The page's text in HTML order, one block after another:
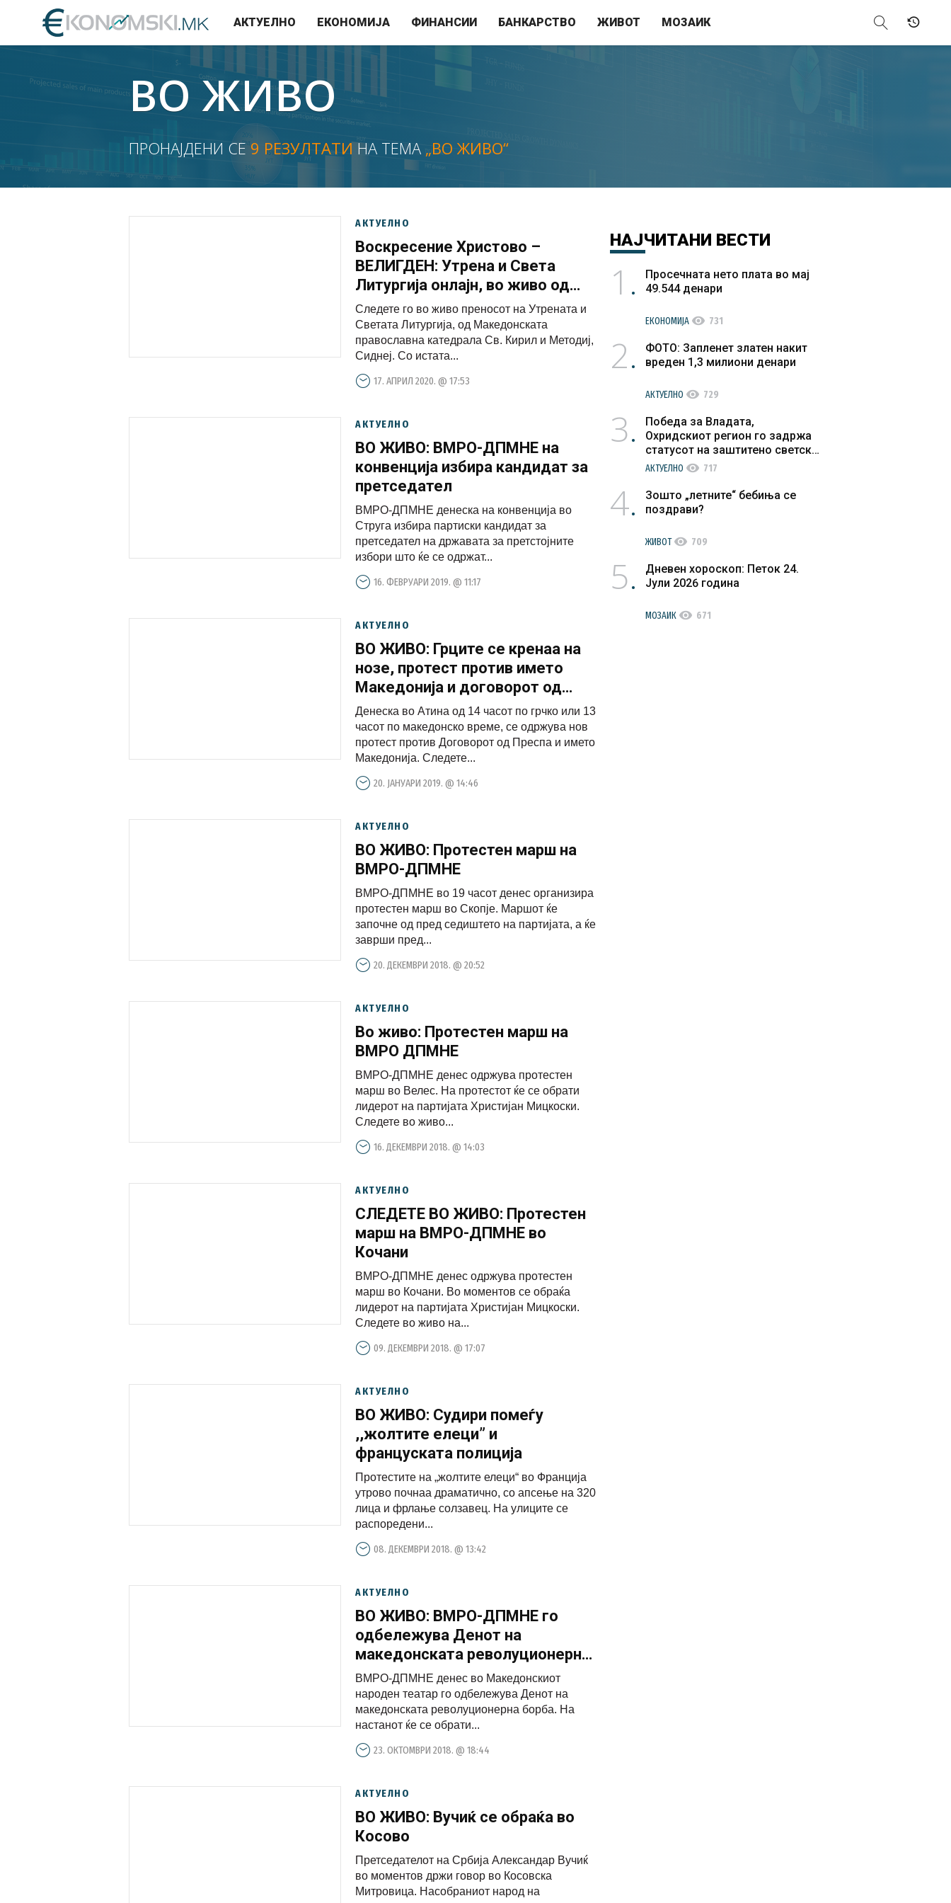
АКТУЕЛНО ЕКОНОМИЈА ФИНАНСИИ БАНКАРСТВО ЖИВОТ МОЗАИК
ВО ЖИВО
ПРОНАЈДЕНИ СЕ9 РЕЗУЛТАТИНА ТЕМА „ВО ЖИВО“
АКТУЕЛНО
Воскресение Христово –
ВЕЛИГДЕН: Утрена и Света
Литургија онлајн, во живо од
Австралија
Следете го во живо преносот на Утрената и
Светата Литургија, од Македонската
православна катедрала Св. Кирил и Методиј,
Сиднеј. Со истата...
17. АПРИЛ 2020. @ 17:53
АКТУЕЛНО
ВО ЖИВО: ВМРО-ДПМНЕ на
конвенција избира кандидат за
претседател
ВМРО-ДПМНЕ денеска на конвенција во
Струга избира партиски кандидат за
претседател на државата за претстојните
избори што ќе се одржат...
16. ФЕВРУАРИ 2019. @ 11:17
АКТУЕЛНО
ВО ЖИВО: Грците се кренаа на
нозе, протест против името
Македонија и договорот од
Преспа (ВИДЕО)
Денеска во Атина од 14 часот по грчко или 13
часот по македонско време, се одржува нов
протест против Договорот од Преспа и името
Македонија. Следете...
20. ЈАНУАРИ 2019. @ 14:46
АКТУЕЛНО
ВО ЖИВО: Протестен марш на
ВМРО-ДПМНЕ
ВМРО-ДПМНЕ во 19 часот денес организира
протестен марш во Скопје. Маршот ќе
започне од пред седиштето на партијата, а ќе
заврши пред...
20. ДЕКЕМВРИ 2018. @ 20:52
АКТУЕЛНО
Во живо: Протестен марш на
ВМРО ДПМНЕ
ВМРО-ДПМНЕ денес одржува протестен
марш во Велес. На протестот ќе се обрати
лидерот на партијата Христијан Мицкоски.
Следете во живо...
16. ДЕКЕМВРИ 2018. @ 14:03
АКТУЕЛНО
СЛЕДЕТЕ ВО ЖИВО: Протестен
марш на ВМРО-ДПМНЕ во
Кочани
ВМРО-ДПМНЕ денес одржува протестен
марш во Кочани. Во моментов се обраќа
лидерот на партијата Христијан Мицкоски.
Следете во живо на...
09. ДЕКЕМВРИ 2018. @ 17:07
АКТУЕЛНО
ВО ЖИВО: Судири помеѓу
,,жолтите елеци” и
француската полиција
Протестите на „жолтите елеци“ во Франција
утрово почнаа драматично, со апсење на 320
лица и фрлање солзавец. На улиците се
распоредени...
08. ДЕКЕМВРИ 2018. @ 13:42
АКТУЕЛНО
ВО ЖИВО: ВМРО-ДПМНЕ го
одбележува Денот на
македонската револуционерна
борба
ВМРО-ДПМНЕ денес во Македонскиот
народен театар го одбележува Денот на
македонската револуционерна борба. На
настанот ќе се обрати...
23. ОКТОМВРИ 2018. @ 18:44
АКТУЕЛНО
ВО ЖИВО: Вучиќ се обраќа во
Косово
Претседателот на Србија Александар Вучиќ
во моментов држи говор во Косовска
Митровица. Насобраниот народ на
НАЈЧИТАНИ ВЕСТИ
1
Просечната нето плата во мај
49.544 денари
ЕКОНОМИЈА visibility 731
2
ФОТО: Запленет златен накит
вреден 1,3 милиони денари
АКТУЕЛНО visibility 729
3
Победа за Владата,
Охридскиот регион го задржа
статусот на заштитено светско
културно наследство
АКТУЕЛНО visibility 717
4
Зошто „летните“ бебиња се
поздрави?
ЖИВОТvisibility 709
5
Дневен хороскоп: Петок 24.
Јули 2026 година
МОЗАИК visibility 671